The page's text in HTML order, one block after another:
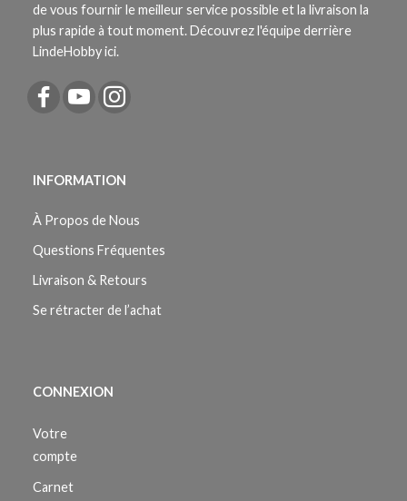
de vous fournir le meilleur service possible et la livraison la
plus rapide à tout moment. Découvrez l'équipe derrière
LindeHobby ici.
INFORMATION
À Propos de Nous
Questions Fréquentes
Livraison & Retours
Se rétracter de l’achat
CONNEXION
Votre
compte
Carnet